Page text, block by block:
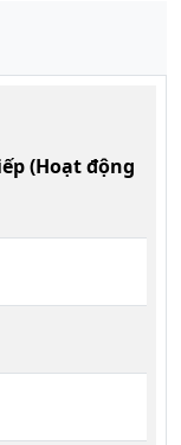
(Hoạt động